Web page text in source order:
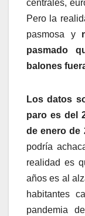
centrales,
Pero la
pasmosa y
pasmado
balones
Los datos
paro es del
de enero de
podría
realidad es
años es al
habitantes
pandemia